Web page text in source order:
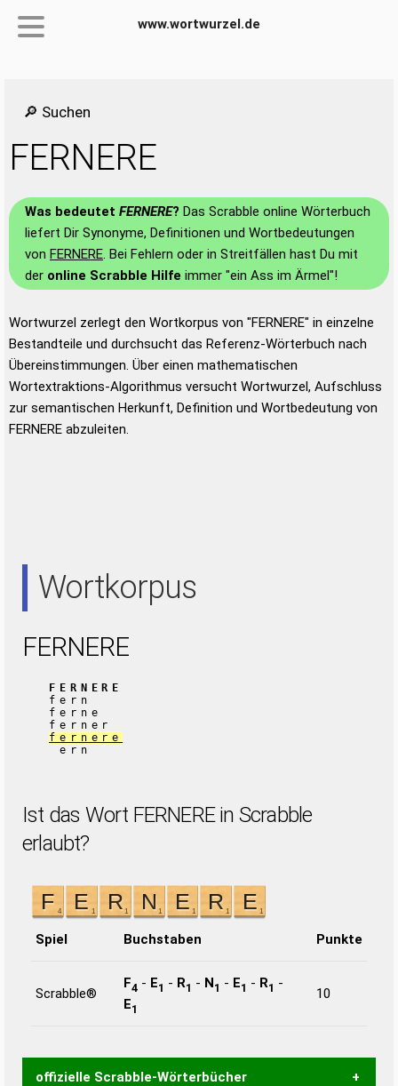
www.wortwurzel.de
🔎 Suchen
FERNERE
Was bedeutet FERNERE? Das Scrabble online Wörterbuch
liefert Dir Synonyme, Definitionen und Wortbedeutungen
von FERNERE. Bei Fehlern oder in Streitfällen hast Du mit
der online Scrabble Hilfe immer "ein Ass im Ärmel"!
Wortwurzel zerlegt den Wortkorpus von "FERNERE" in einzelne
Bestandteile und durchsucht das Referenz-Wörterbuch nach
Übereinstimmungen. Über einen mathematischen
Wortextraktions-Algorithmus versucht Wortwurzel, Aufschluss
zur semantischen Herkunft, Definition und Wortbedeutung von
FERNERE abzuleiten.
Wortkorpus
FERNERE
FERNERE
fern
ferne
ferner
fernere
ern
Ist das Wort FERNERE in Scrabble
erlaubt?
Spiel Buchstaben Punkte
Scrabble®
F4 - E1 - R1 - N1 - E1 - R1 -
E1
10
offizielle Scrabble-Wörterbücher